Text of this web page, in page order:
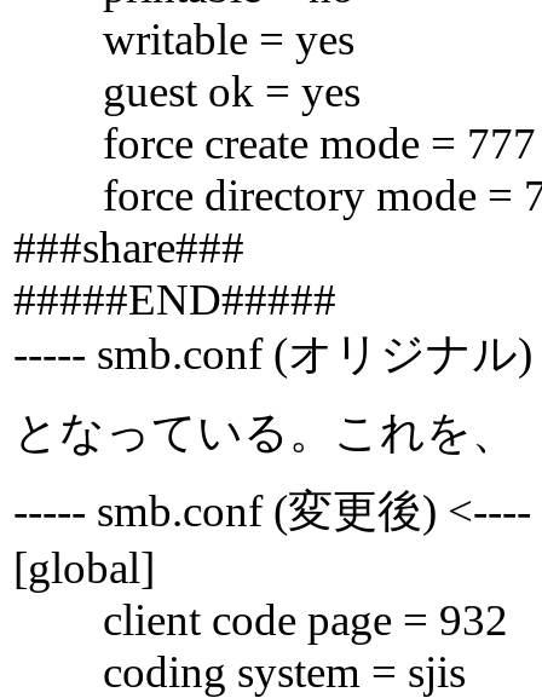
writable = yes
guest ok = yes
force create mode = 777
force directory mode =
###share###
#####END#####
----- smb.conf (オリジナル
となっている。これを、
----- smb.conf (変更後)
[global]
client code page = 932
coding system = sjis